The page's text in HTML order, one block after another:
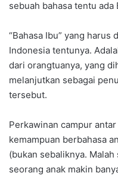
sebuah bahasa tentu ada
“Bahasa Ibu” yang harus
Indonesia tentunya.
dari orangtuanya, yang
melanjutkan sebagai
tersebut.
Perkawinan campur
kemampuan berbahasa
(bukan sebaliknya.
seorang anak makin